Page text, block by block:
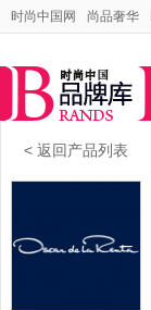
时尚中国网 尚品奢华
< 返回产品列表